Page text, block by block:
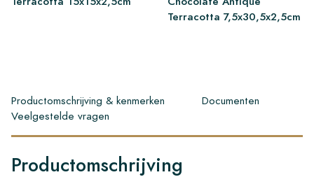
Terracotta 7,5x30,5x2,5cm
Productomschrijving & kenmerken
Documenten
Veelgestelde vragen
Productomschrijving